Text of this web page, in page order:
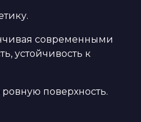
современными
устойчивость к
поверхность.